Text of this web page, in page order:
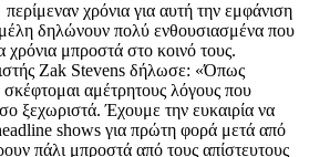
χρόνια για αυτή την εμφάνιση
δηλώνουν πολύ ενθουσιασμένα που
χρόνια μπροστά στο κοινό τους.
Zak Stevens δήλωσε: «Όπως
σκέφτομαι αμέτρητους λόγους που
ξεχωριστά. Έχουμε την ευκαιρία να
shows για πρώτη φορά μετά από
πάλι μπροστά από τους απίστευτους